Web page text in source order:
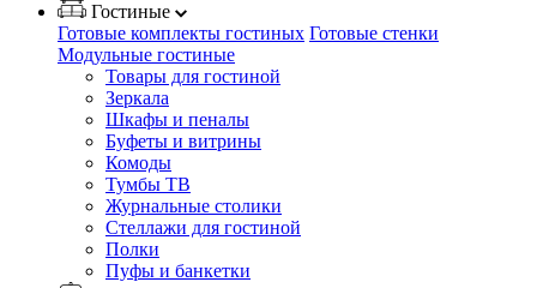
Гостиные
Готовые комплекты гостиных Готовые стенки
Модульные гостиные
Товары для гостиной
Зеркала
Шкафы и пеналы
Буфеты и витрины
Комоды
Тумбы ТВ
Журнальные столики
Стеллажи для гостиной
Полки
Пуфы и банкетки